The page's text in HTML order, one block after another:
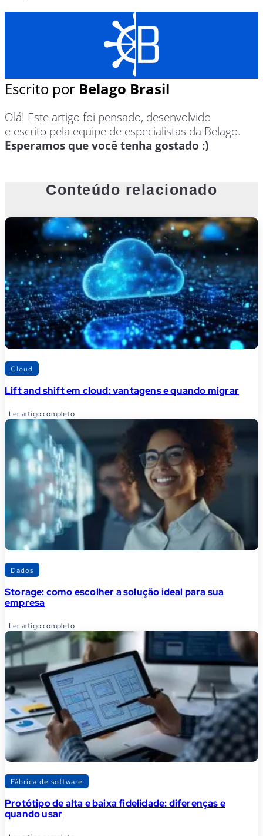
Escrito por Belago Brasil
Olá! Este artigo foi pensado, desenvolvido
e escrito pela equipe de especialistas da Belago.
Esperamos que você tenha gostado :)
Conteúdo relacionado
Cloud
Lift and shift em cloud: vantagens e quando migrar
Ler artigo completo
Dados
Storage: como escolher a solução ideal para sua
empresa
Ler artigo completo
Fábrica de software
Protótipo de alta e baixa fidelidade: diferenças e
quando usar